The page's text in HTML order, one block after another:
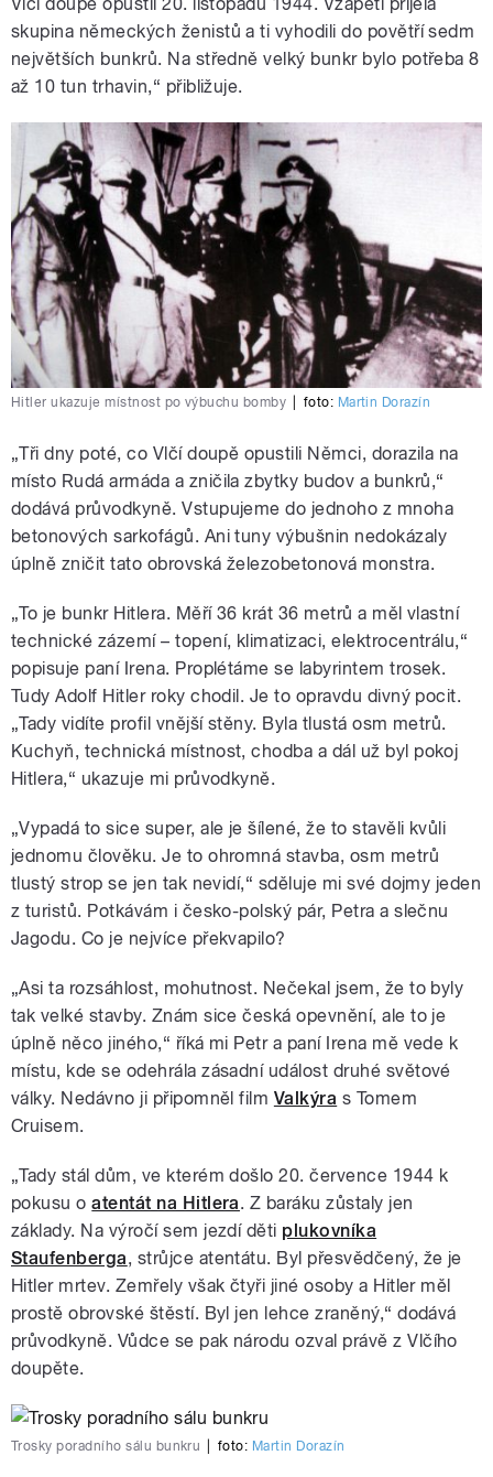
Vlčí doupě opustil 20. listopadu 1944. Vzápětí přijela
skupina německých ženistů a ti vyhodili do povětří sedm
největších bunkrů. Na středně velký bunkr bylo potřeba 8
až 10 tun trhavin,“ přibližuje.
Hitler ukazuje místnost po výbuchu bomby foto: Martin Dorazín
„Tři dny poté, co Vlčí doupě opustili Němci, dorazila na
místo Rudá armáda a zničila zbytky budov a bunkrů,“
dodává průvodkyně. Vstupujeme do jednoho z mnoha
betonových sarkofágů. Ani tuny výbušnin nedokázaly
úplně zničit tato obrovská železobetonová monstra.
„To je bunkr Hitlera. Měří 36 krát 36 metrů a měl vlastní
technické zázemí – topení, klimatizaci, elektrocentrálu,“
popisuje paní Irena. Proplétáme se labyrintem trosek.
Tudy Adolf Hitler roky chodil. Je to opravdu divný pocit.
„Tady vidíte profil vnější stěny. Byla tlustá osm metrů.
Kuchyň, technická místnost, chodba a dál už byl pokoj
Hitlera,“ ukazuje mi průvodkyně.
„Vypadá to sice super, ale je šílené, že to stavěli kvůli
jednomu člověku. Je to ohromná stavba, osm metrů
tlustý strop se jen tak nevidí,“ sděluje mi své dojmy jeden
z turistů. Potkávám i česko-polský pár, Petra a slečnu
Jagodu. Co je nejvíce překvapilo?
„Asi ta rozsáhlost, mohutnost. Nečekal jsem, že to byly
tak velké stavby. Znám sice česká opevnění, ale to je
úplně něco jiného,“ říká mi Petr a paní Irena mě vede k
místu, kde se odehrála zásadní událost druhé světové
války. Nedávno ji připomněl film Valkýra s Tomem
Cruisem.
„Tady stál dům, ve kterém došlo 20. července 1944 k
pokusu oatentát na Hitlera. Z baráku zůstaly jen
základy. Na výročí sem jezdí děti plukovníka
Staufenberga, strůjce atentátu. Byl přesvědčený, že je
Hitler mrtev. Zemřely však čtyři jiné osoby a Hitler měl
prostě obrovské štěstí. Byl jen lehce zraněný,“ dodává
průvodkyně. Vůdce se pak národu ozval právě z Vlčího
doupěte.
Trosky poradního sálu bunkru foto: Martin Dorazín